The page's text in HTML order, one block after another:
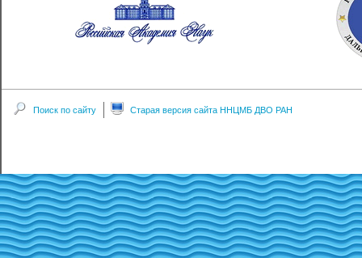
Поиск по сайту Старая версия сайта ННЦМБ ДВО РАН